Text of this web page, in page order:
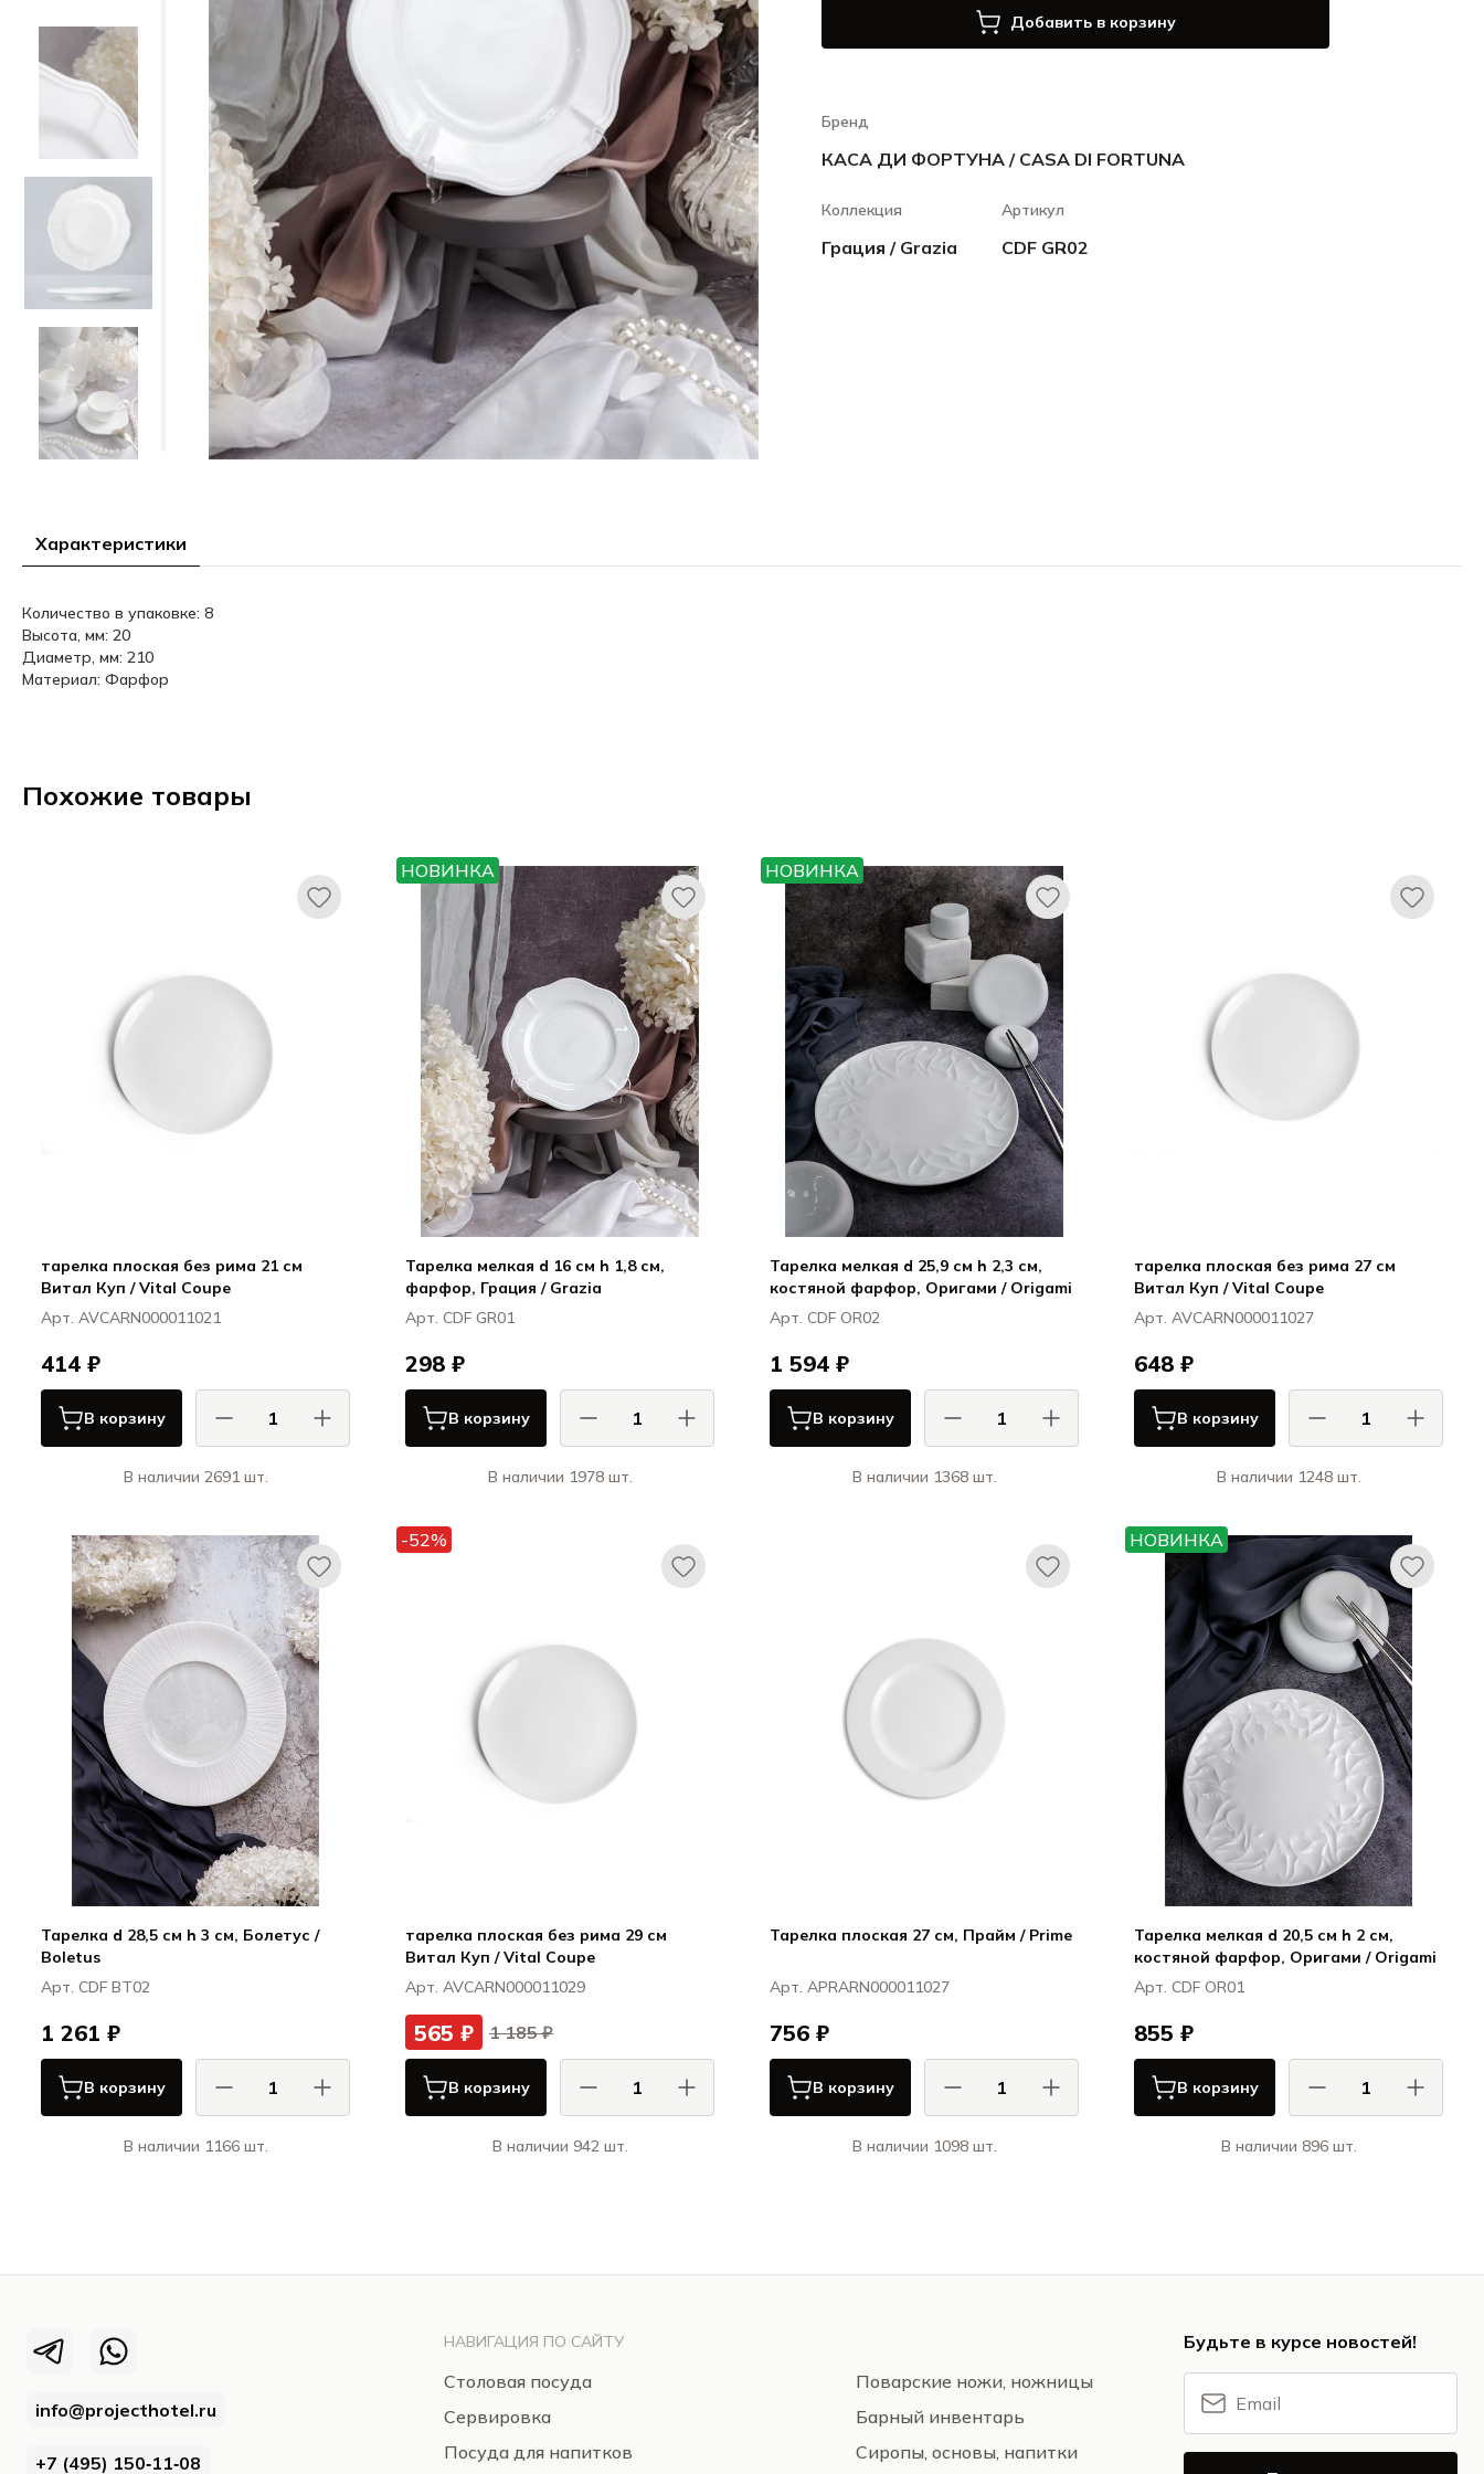
Оборудование
Добавить в корзину
Бренд
КАСА ДИ ФОРТУНА / CASA DI FORTUNA
Коллекция
Грация / Grazia
Артикул
CDF GR02
Характеристики
Количество в упаковке: 8
Высота, мм: 20
Диаметр, мм: 210
Материал: Фарфор
Похожие товары
тарелка плоская без рима 21 см
Витал Куп / Vital Coupe
Арт. AVCARN000011021
414 ₽
В корзину
В наличии 2691 шт.
НОВИНКА
Тарелка мелкая d 16 см h 1,8 см,
фарфор, Грация / Grazia
Арт. CDF GR01
298 ₽
В корзину
В наличии 1978 шт.
Грация / Grazia
НОВИНКА
Тарелка мелкая d 25,9 см h 2,3 см,
костяной фарфор, Оригами / Origami
Арт. CDF OR02
1 594 ₽
В корзину
В наличии 1368 шт.
Оригами / Origami
тарелка плоская без рима 27 см
Витал Куп / Vital Coupe
Арт. AVCARN000011027
648 ₽
В корзину
В наличии 1248 шт.
Тарелка d 28,5 см h 3 см, Болетус /
Boletus
Арт. CDF BT02
1 261 ₽
В корзину
В наличии 1166 шт.
-52%
тарелка плоская без рима 29 см
Витал Куп / Vital Coupe
Арт. AVCARN000011029
565 ₽ 1 185 ₽
В корзину
В наличии 942 шт.
Тарелка плоская 27 см, Прайм / Prime
Арт. APRARN000011027
756 ₽
В корзину
В наличии 1098 шт.
НОВИНКА
Тарелка мелкая d 20,5 см h 2 см,
костяной фарфор, Оригами / Origami
Арт. CDF OR01
855 ₽
В корзину
В наличии 896 шт.
info@projecthotel.ru
+7 (495) 150‑11‑08
НАВИГАЦИЯ ПО САЙТУ
Столовая посуда
Сервировка
Посуда для напитков
Поварские ножи, ножницы
Барный инвентарь
Сиропы, основы, напитки
Будьте в курсе новостей!